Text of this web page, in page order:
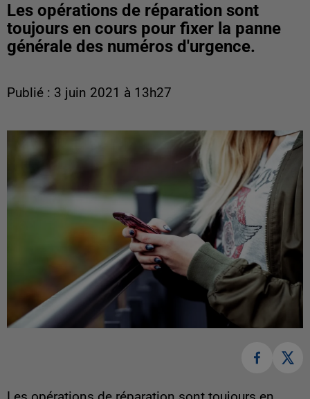
Les opérations de réparation sont
toujours en cours pour fixer la panne
générale des numéros d'urgence.
Publié : 3 juin 2021 à 13h27